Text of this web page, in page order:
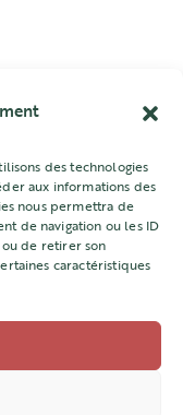
des technologies
aux informations des
nous permettra de
de navigation ou les ID
ou de retirer son
caractéristiques